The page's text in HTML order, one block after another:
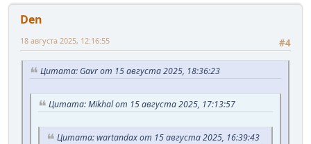
Den
#4
18 августа 2025, 12:16:55
Цитата: Gavr от 15 августа 2025, 18:36:23
Цитата: Mikhal от 15 августа 2025, 17:13:57
Цитата: wartandax от 15 августа 2025, 16:39:43